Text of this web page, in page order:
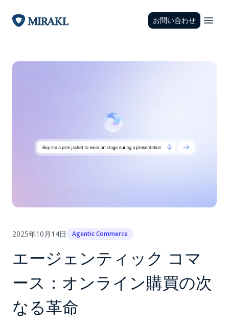
お問い合わせ
2025年10月14日 Agentic Commerce
エージェンティック コマ
ース：オンライン購買の次
なる革命